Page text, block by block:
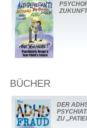
BÜCHER
DER
ZU